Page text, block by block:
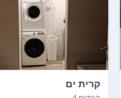
קרית ים